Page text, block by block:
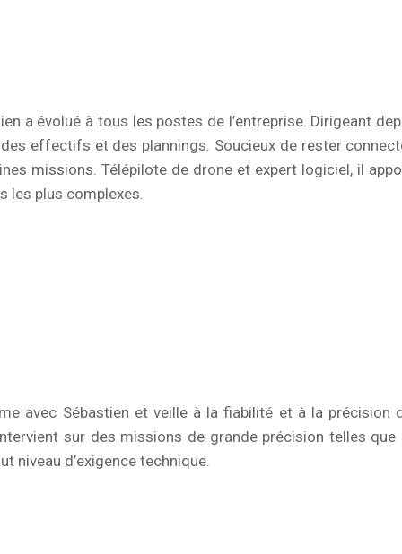
a évolué à tous les postes de l’entreprise. Dirigeant
effectifs et des plannings. Soucieux de rester
missions. Télépilote de drone et expert logiciel, il
les plus complexes.
avec Sébastien et veille à la fiabilité et à la précision
sur des missions de grande précision telles que
niveau d’exigence technique.